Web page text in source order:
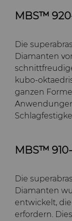
MBS™
Die
Diamanten
kubo-
ganzen
MBS™
Die
Diamanten
entwickelt,
erfordern.